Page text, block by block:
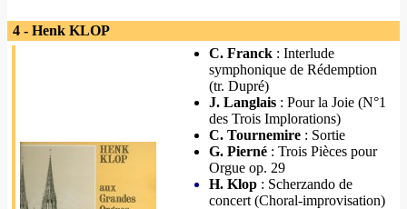
4 - Henk KLOP
C. Franck : Interlude
symphonique de Rédemption
(tr. Dupré)
J. Langlais : Pour la Joie (N°1
des Trois Implorations)
C. Tournemire : Sortie
G. Pierné : Trois Pièces pour
Orgue op. 29
H. Klop : Scherzando de
concert (Choral-improvisation)